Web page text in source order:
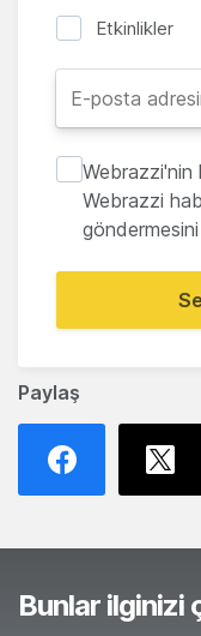
Paylaş
Etkinlikler
Webrazzi'nin
Webrazzi
Bunlar ilginizi